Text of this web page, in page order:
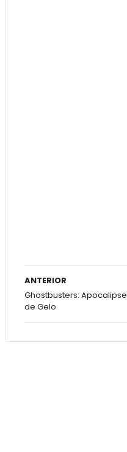
ANTERIOR
Ghostbusters: Apocalipse
de Gelo